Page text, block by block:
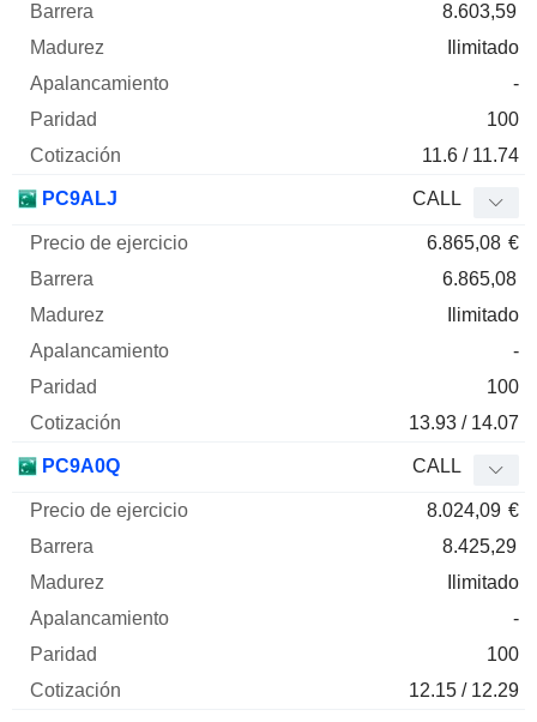
8.603,59
Ilimitado
-
100
11.6 / 11.74
PC9ALJ CALL
6.865,08 €
6.865,08
Ilimitado
-
100
13.93 / 14.07
PC9A0Q CALL
8.024,09 €
8.425,29
Ilimitado
-
100
12.15 / 12.29